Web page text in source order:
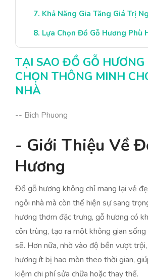
Khả Năng Gia Tăng Giá Trị
Lựa Chọn Đồ Gỗ Hương Phù
Kết Luận: Sự Lựa Chọn Thông
TẠI SAO ĐỒ GỖ
CHỌN THÔNG MINH
NHÀ
-- Bich Phuong
- Giới Thiệu Về
Hương
Đồ gỗ hương không chỉ mang lại vẻ
ngôi nhà mà còn thể hiện sự sang
hương thơm đặc trưng, gỗ hương có
côn trùng, tạo ra một không gian
sẽ. Hơn nữa, nhờ vào độ bền vượt
hương ít bị hao mòn theo thời gian,
kiệm chi phí sửa chữa hoặc thay thế.